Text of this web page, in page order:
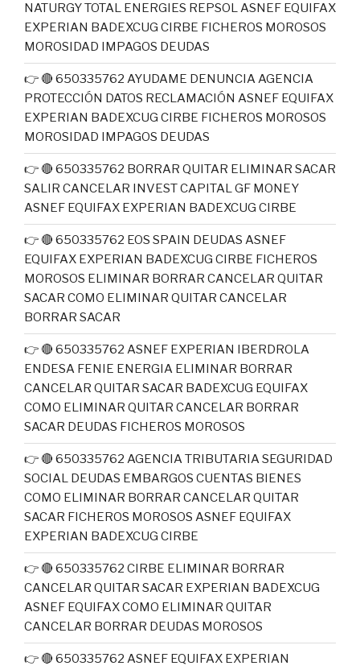
NATURGY TOTAL ENERGIES REPSOL ASNEF EQUIFAX
EXPERIAN BADEXCUG CIRBE FICHEROS MOROSOS
MOROSIDAD IMPAGOS DEUDAS
👉 🔴 650335762 AYUDAME DENUNCIA AGENCIA
PROTECCIÓN DATOS RECLAMACIÓN ASNEF EQUIFAX
EXPERIAN BADEXCUG CIRBE FICHEROS MOROSOS
MOROSIDAD IMPAGOS DEUDAS
👉 🔴 650335762 BORRAR QUITAR ELIMINAR SACAR
SALIR CANCELAR INVEST CAPITAL GF MONEY
ASNEF EQUIFAX EXPERIAN BADEXCUG CIRBE
👉 🔴 650335762 EOS SPAIN DEUDAS ASNEF
EQUIFAX EXPERIAN BADEXCUG CIRBE FICHEROS
MOROSOS ELIMINAR BORRAR CANCELAR QUITAR
SACAR COMO ELIMINAR QUITAR CANCELAR
BORRAR SACAR
👉 🔴 650335762 ASNEF EXPERIAN IBERDROLA
ENDESA FENIE ENERGIA ELIMINAR BORRAR
CANCELAR QUITAR SACAR BADEXCUG EQUIFAX
COMO ELIMINAR QUITAR CANCELAR BORRAR
SACAR DEUDAS FICHEROS MOROSOS
👉 🔴 650335762 AGENCIA TRIBUTARIA SEGURIDAD
SOCIAL DEUDAS EMBARGOS CUENTAS BIENES
COMO ELIMINAR BORRAR CANCELAR QUITAR
SACAR FICHEROS MOROSOS ASNEF EQUIFAX
EXPERIAN BADEXCUG CIRBE
👉 🔴 650335762 CIRBE ELIMINAR BORRAR
CANCELAR QUITAR SACAR EXPERIAN BADEXCUG
ASNEF EQUIFAX COMO ELIMINAR QUITAR
CANCELAR BORRAR DEUDAS MOROSOS
👉 🔴 650335762 ASNEF EQUIFAX EXPERIAN